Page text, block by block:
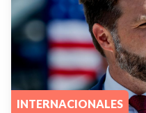
INTERNACIONALES